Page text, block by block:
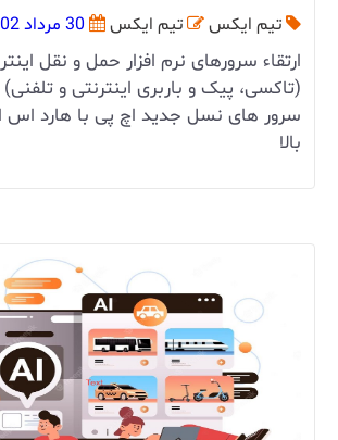
تیم ایکس تیم ایکس 30 مرداد 1402
ارتقاء سرورهای نرم افزار حمل و نقل
(تاکسی، پیک و باربری اینترنتی و تلفنی)
سرور های نسل جدید اچ پی با هارد
بالا